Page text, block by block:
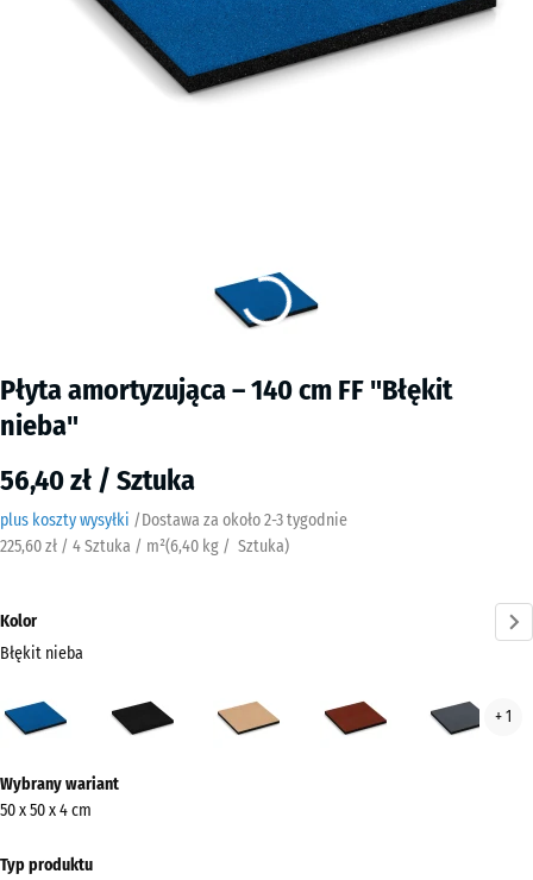
Płyta amortyzująca – 140 cm FF "Błękit
nieba"
56,40 zł / Sztuka
plus koszty wysyłki /Dostawa za około2-3 tygodnie
225,60 zł / 4 Sztuka / m²(6,40 kg / Sztuka)
Kolor
Błękit nieba
nieba
piaskowy
ceglasty
+ 1
informacji
o
kolorach?
Wybrany wariant
50 x 50 x 4 cm
Typ produktu